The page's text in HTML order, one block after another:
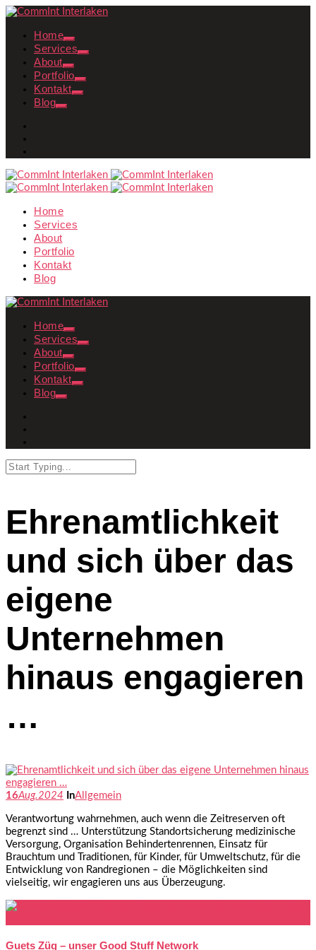
Home
Services
About
Portfolio
Kontakt
Blog
Home
Services
About
Portfolio
Kontakt
Blog
Home
Services
About
Portfolio
Kontakt
Blog
Ehrenamtlichkeit
und sich über das
eigene
Unternehmen
hinaus engagieren
…
16Aug. 2024 InAllgemein
Verantwortung wahrnehmen, auch wenn die Zeitreserven oft
begrenzt sind … Unterstützung Standortsicherung medizinische
Versorgung, Organisation Behindertenrennen, Einsatz für
Brauchtum und Traditionen, für Kinder, für Umweltschutz, für die
Entwicklung von Randregionen – die Möglichkeiten sind
vielseitig, wir engagieren uns aus Überzeugung.
Guets Züg – unser Good Stuff Network